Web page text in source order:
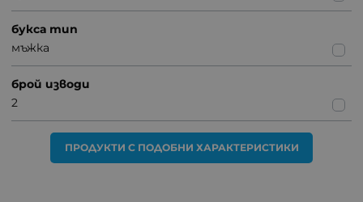
букса тип
мъжка
брой изводи
2
ПРОДУКТИ С ПОДОБНИ ХАРАКТЕРИСТИКИ